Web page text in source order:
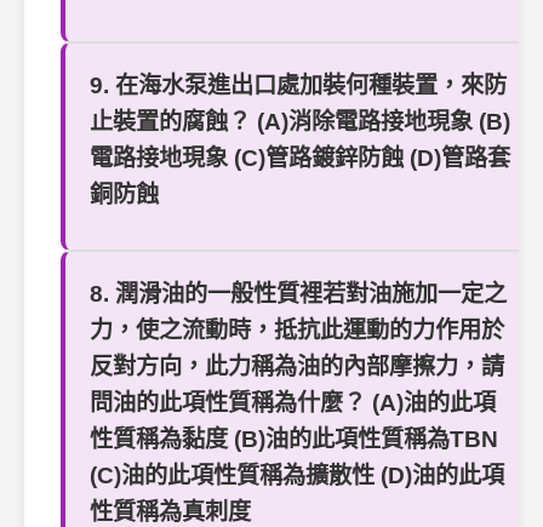
9. 在海水泵進出口處加裝何種裝置，來防
止裝置的腐蝕？ (A)消除電路接地現象 (B)
電路接地現象 (C)管路鍍鋅防蝕 (D)管路套
銅防蝕
8. 潤滑油的一般性質裡若對油施加一定之
力，使之流動時，抵抗此運動的力作用於
反對方向，此力稱為油的內部摩擦力，請
問油的此項性質稱為什麼？ (A)油的此項
性質稱為黏度 (B)油的此項性質稱為TBN
(C)油的此項性質稱為擴散性 (D)油的此項
性質稱為真刺度